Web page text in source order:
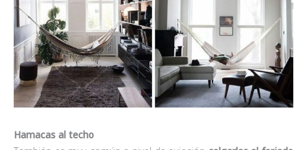
Hamacas al techo